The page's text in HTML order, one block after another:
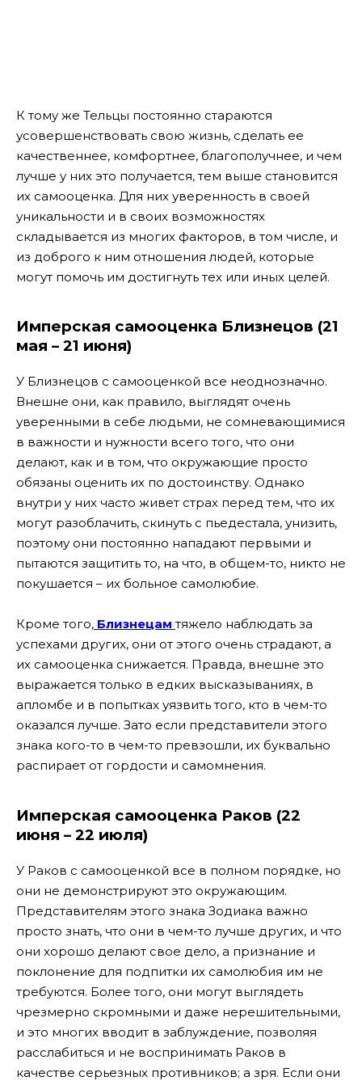
К тому же Тельцы постоянно стараются
усовершенствовать свою жизнь, сделать ее
качественнее, комфортнее, благополучнее, и чем
лучше у них это получается, тем выше становится
их самооценка. Для них уверенность в своей
уникальности и в своих возможностях
складывается из многих факторов, в том числе, и
из доброго к ним отношения людей, которые
могут помочь им достигнуть тех или иных целей.
Имперская самооценка Близнецов (21
мая – 21 июня)
У Близнецов с самооценкой все неоднозначно.
Внешне они, как правило, выглядят очень
уверенными в себе людьми, не сомневающимися
в важности и нужности всего того, что они
делают, как и в том, что окружающие просто
обязаны оценить их по достоинству. Однако
внутри у них часто живет страх перед тем, что их
могут разоблачить, скинуть с пьедестала, унизить,
поэтому они постоянно нападают первыми и
пытаются защитить то, на что, в общем-то, никто не
покушается – их больное самолюбие.
Кроме того, Близнецам тяжело наблюдать за
успехами других, они от этого очень страдают, а
их самооценка снижается. Правда, внешне это
выражается только в едких высказываниях, в
апломбе и в попытках уязвить того, кто в чем-то
оказался лучше. Зато если представители этого
знака кого-то в чем-то превзошли, их буквально
распирает от гордости и самомнения.
Имперская самооценка Раков (22
июня – 22 июля)
У Раков с самооценкой все в полном порядке, но
они не демонстрируют это окружающим.
Представителям этого знака Зодиака важно
просто знать, что они в чем-то лучше других, и что
они хорошо делают свое дело, а признание и
поклонение для подпитки их самолюбия им не
требуются. Более того, они могут выглядеть
чрезмерно скромными и даже нерешительными,
и это многих вводит в заблуждение, позволяя
расслабиться и не воспринимать Раков в
качестве серьезных противников; а зря. Если они